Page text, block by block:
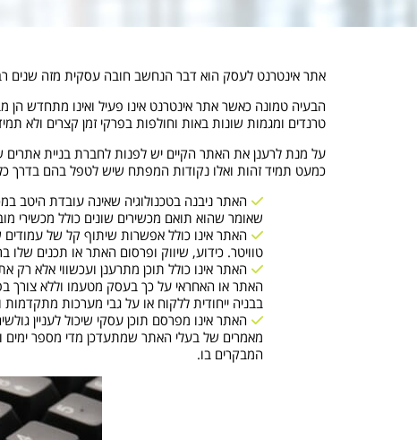
אתר אינטרנט לעסק הוא דבר הנחשב חובה עסקית מזה שנים
הבעיה טמונה כאשר אתר אינטרנט אינו פעיל ואינו מתחדש
טרנדים ומגמות שונות באות וחולפות בפרקי זמן קצרים ולא
כמעט תמיד זהות ואלו נקודות המפתח שיש לטפל בהם בדרך
האתר ניבנה בטכנולוגיה שאינה עובדת היטב
שאומר שהוא תואם מכשירים שונים כולל מכשירי
האתר אינו כולל אפשרות שיתוף קל של עמודים
טוויטר. כידוע, שיווק ופרסום האתר או תכנים
האתר אינו כולל תוכן מתרענן ועכשווי אלא
האתר או האחראי על כך בעסק מטעמו וללא צורך
בבניה ייחודית ללקוח או על גבי מערכות מתקדמות
האתר אינו מפרסם תוכן עסקי שיכול לעניין
מאמרים של בעלי האתר שמתעדכן מדי מספר ימים
המבקרים בו.